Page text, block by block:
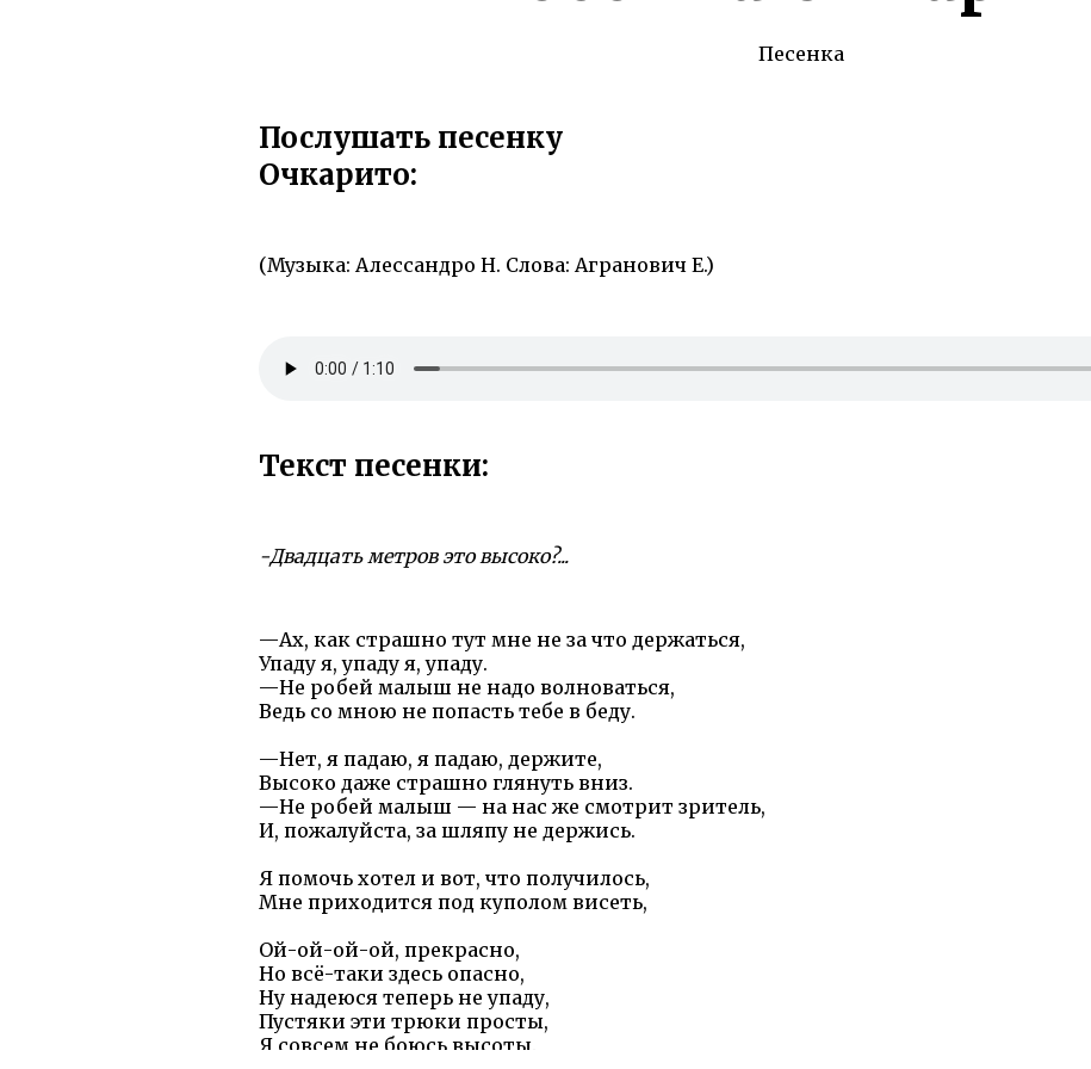
Песенка
Послушать песенку
Очкарито:
(Музыка: Алессандро Н. Слова: Агранович Е.)
Текст песенки:
-Двадцать метров это высоко?...
—Ах, как страшно тут мне не за что держаться,
Упаду я, упаду я, упаду.
—Не робей малыш не надо волноваться,
Ведь со мною не попасть тебе в беду.
—Нет, я падаю, я падаю, держите,
Высоко даже страшно глянуть вниз.
—Не робей малыш — на нас же смотрит зритель,
И, пожалуйста, за шляпу не держись.
Я помочь хотел и вот, что получилось,
Мне приходится под куполом висеть,
Ой-ой-ой-ой, прекрасно,
Но всё-таки здесь опасно,
Ну надеюся теперь не упаду,
Пустяки эти трюки просты,
Я совсем не боюсь высоты.